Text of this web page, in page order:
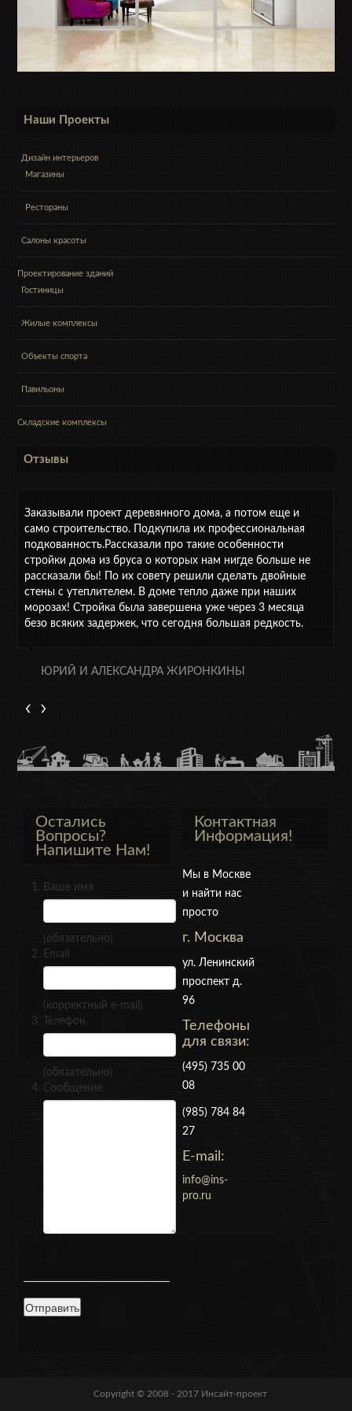
Наши Проекты
Дизайн интерьеров
Магазины
Рестораны
Салоны красоты
Проектирование зданий
Гостиницы
Жилые комплексы
Объекты спорта
Павильоны
Складские комплексы
Отзывы
Заказывали проект деревянного дома, а потом еще и
само строительство. Подкупила их профессиональная
подкованность.Рассказали про такие особенности
стройки дома из бруса о которых нам нигде больше не
рассказали бы! По их совету решили сделать двойные
стены с утеплителем. В доме тепло даже при наших
морозах! Стройка была завершена уже через 3 месяца
безо всяких задержек, что сегодня большая редкость.
ЮРИЙ И АЛЕКСАНДРА ЖИРОНКИНЫ
Остались
Вопросы?
Напишите Нам!
Ваше имя
(обязательно)
Email
(корректный e-mail)
Телефон
(обязательно)
Сообщение
Контактная
Информация!
Мы в Москве
и найти нас
просто
г. Москва
ул. Ленинский
проспект д.
96
Телефоны
для связи:
(495) 735 00
08
(985) 784 84
27
E-mail:
info@ins-
pro.ru
Copyright © 2008 - 2017 Инсайт-проект